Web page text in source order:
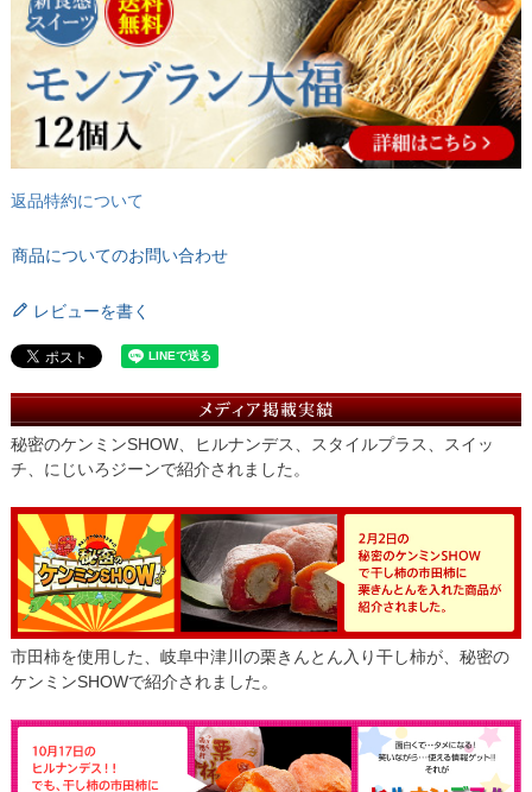
返品特約について
商品についてのお問い合わせ
レビューを書く
秘密のケンミンSHOW、ヒルナンデス、スタイルプラス、スイッ
チ、にじいろジーンで紹介されました。
市田柿を使用した、岐阜中津川の栗きんとん入り干し柿が、秘密の
ケンミンSHOWで紹介されました。